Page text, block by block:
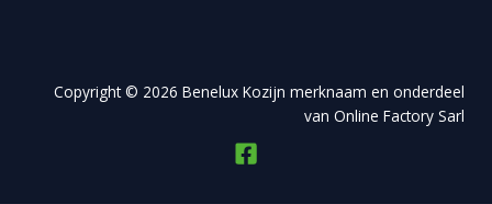
Copyright © 2026 Benelux Kozijn merknaam en onderdeel
van Online Factory Sarl